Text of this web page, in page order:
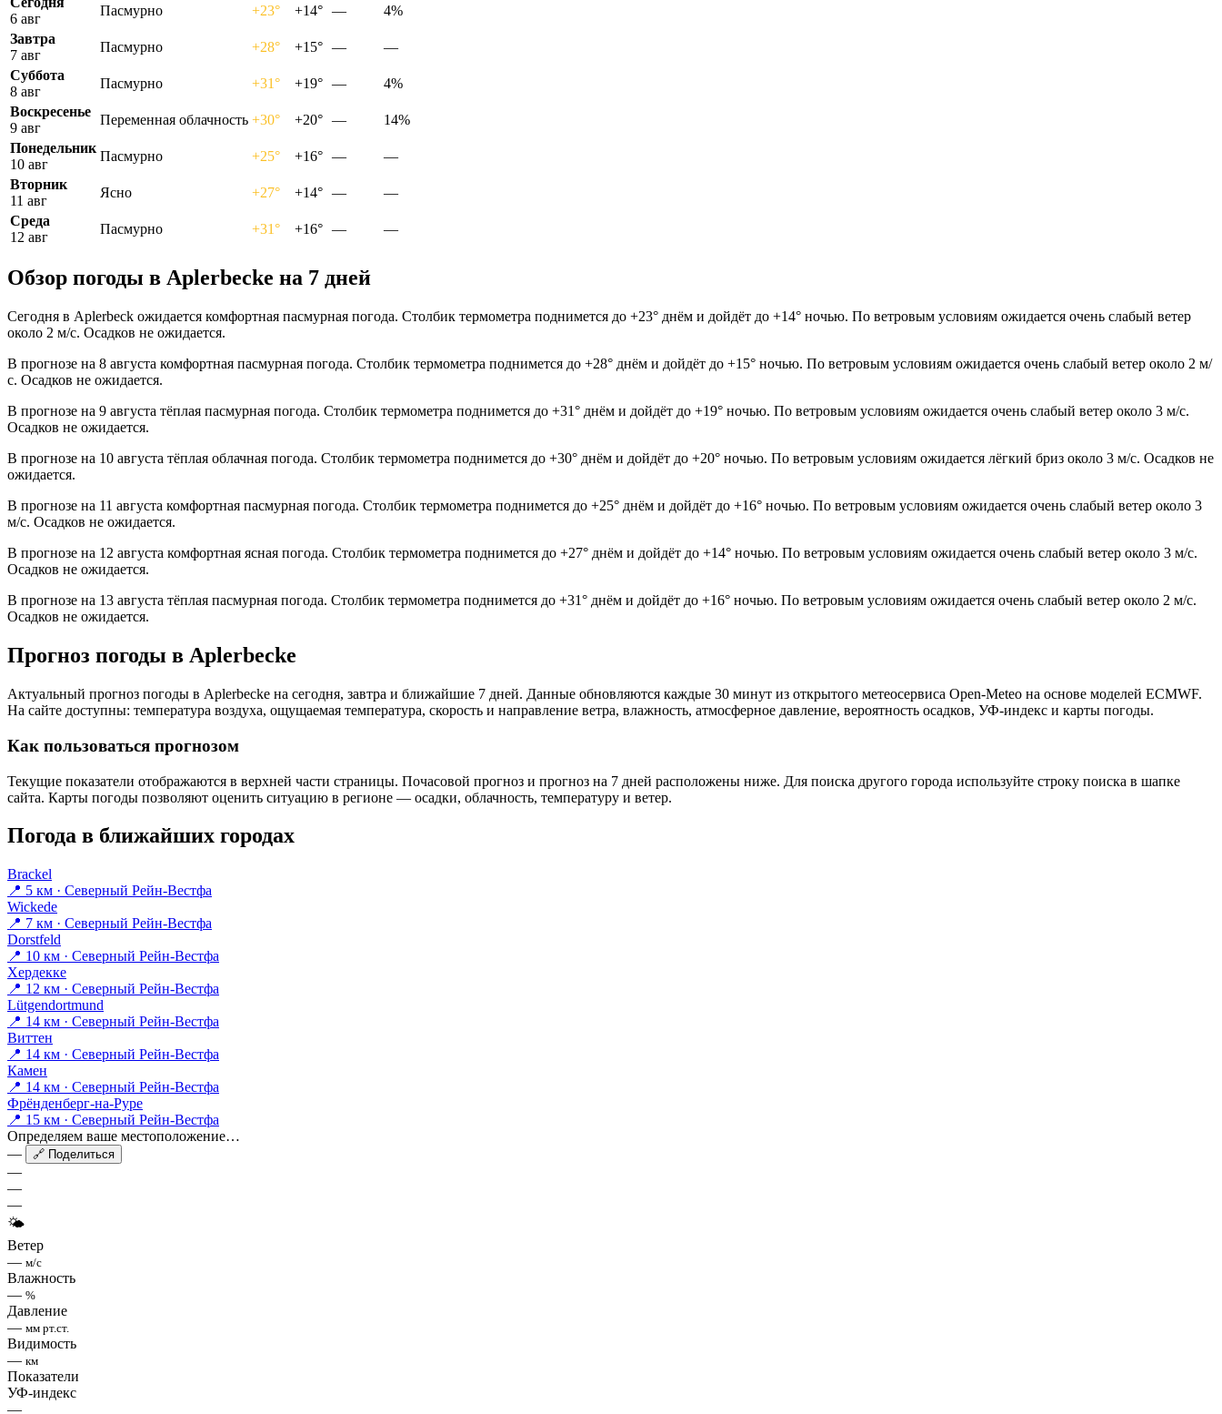
6 авг
Пасмурно +23° +14° —
4%
Завтра
7 авг
Пасмурно +28° +15° —
—
Суббота
8 авг
Пасмурно +31° +19° —
4%
Воскресенье
9 авг
Переменная облачность +30° +20° —
14%
Понедельник
10 авг
Пасмурно +25° +16° —
—
Вторник
11 авг
Ясно +27° +14° —
—
Среда
12 авг
Пасмурно +31° +16° — —
Обзор погоды в Aplerbeckе на 7 дней
Сегодня в Aplerbeck ожидается комфортная пасмурная погода. Столбик термометра поднимется до +23° днём и дойдёт до +14° ночью. По ветровым условиям ожидается очень слабый ветер
около 2 м/с. Осадков не ожидается.
В прогнозе на 8 августа комфортная пасмурная погода. Столбик термометра поднимется до +28° днём и дойдёт до +15° ночью. По ветровым условиям ожидается очень слабый ветер около 2 м/
с. Осадков не ожидается.
В прогнозе на 9 августа тёплая пасмурная погода. Столбик термометра поднимется до +31° днём и дойдёт до +19° ночью. По ветровым условиям ожидается очень слабый ветер около 3 м/с.
Осадков не ожидается.
В прогнозе на 10 августа тёплая облачная погода. Столбик термометра поднимется до +30° днём и дойдёт до +20° ночью. По ветровым условиям ожидается лёгкий бриз около 3 м/с. Осадков не
ожидается.
В прогнозе на 11 августа комфортная пасмурная погода. Столбик термометра поднимется до +25° днём и дойдёт до +16° ночью. По ветровым условиям ожидается очень слабый ветер около 3
м/с. Осадков не ожидается.
В прогнозе на 12 августа комфортная ясная погода. Столбик термометра поднимется до +27° днём и дойдёт до +14° ночью. По ветровым условиям ожидается очень слабый ветер около 3 м/с.
Осадков не ожидается.
В прогнозе на 13 августа тёплая пасмурная погода. Столбик термометра поднимется до +31° днём и дойдёт до +16° ночью. По ветровым условиям ожидается очень слабый ветер около 2 м/с.
Осадков не ожидается.
Прогноз погоды в Aplerbeckе
Актуальный прогноз погоды в Aplerbeckе на сегодня, завтра и ближайшие 7 дней. Данные обновляются каждые 30 минут из открытого метеосервиса Open-Meteo на основе моделей ECMWF.
На сайте доступны: температура воздуха, ощущаемая температура, скорость и направление ветра, влажность, атмосферное давление, вероятность осадков, УФ-индекс и карты погоды.
Как пользоваться прогнозом
Текущие показатели отображаются в верхней части страницы. Почасовой прогноз и прогноз на 7 дней расположены ниже. Для поиска другого города используйте строку поиска в шапке
сайта. Карты погоды позволяют оценить ситуацию в регионе — осадки, облачность, температуру и ветер.
Погода в ближайших городах
Brackel
📍 5 км · Северный Рейн-Вестфа
Wickede
📍 7 км · Северный Рейн-Вестфа
Dorstfeld
📍 10 км · Северный Рейн-Вестфа
Хердекке
📍 12 км · Северный Рейн-Вестфа
Lütgendortmund
📍 14 км · Северный Рейн-Вестфа
Виттен
📍 14 км · Северный Рейн-Вестфа
Камен
📍 14 км · Северный Рейн-Вестфа
Фрёнденберг-на-Руре
📍 15 км · Северный Рейн-Вестфа
Определяем ваше местоположение…
—
🔗 Поделиться
—
—
—
🌤
Ветер
— м/с
Влажность
— %
Давление
— мм рт.ст.
Видимость
— км
Показатели
УФ-индекс
—